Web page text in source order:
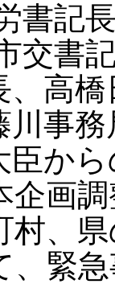
書記
交書
、高
川事
から
企画
村、
、緊